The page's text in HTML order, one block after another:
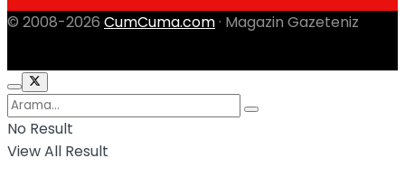
© 2008-2026 CumCuma.com · Magazin Gazeteniz
No Result
View All Result